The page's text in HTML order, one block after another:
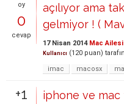
oy
0
cevap
açılıyor ama
gelmiyor ! (
17 Nisan 2014 Mac Ailesi
Kullanıcı (120 puan)
imac
macosx
+1
iphone ve mac